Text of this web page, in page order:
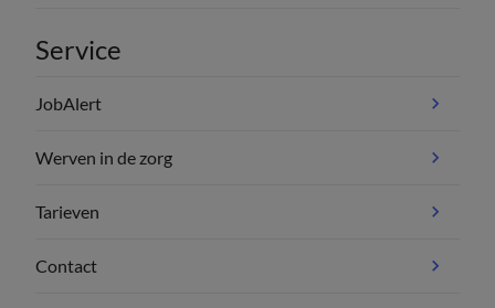
Service
JobAlert
Werven in de zorg
Tarieven
Contact